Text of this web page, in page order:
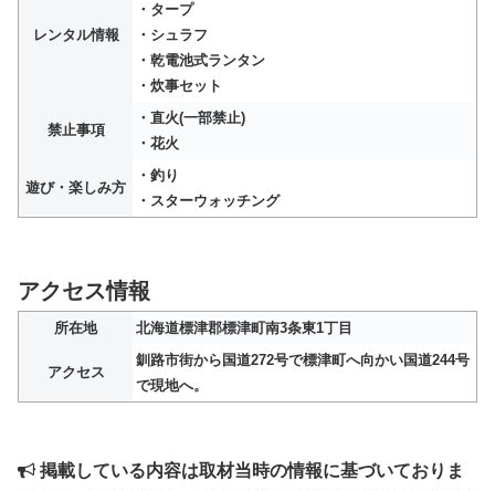
レンタル情報
・タープ
・シュラフ
・乾電池式ランタン
・炊事セット
禁止事項
・直火(一部禁止)
・花火
遊び・楽しみ方
・釣り
・スターウォッチング
アクセス情報
所在地 北海道標津郡標津町南3条東1丁目
アクセス
釧路市街から国道272号で標津町へ向かい国道244号
で現地へ。
掲載している内容は取材当時の情報に基づいておりま